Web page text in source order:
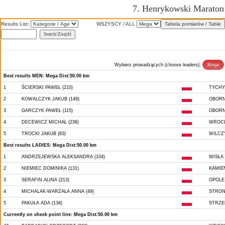
7. Henrykowski
Results List: WSZYSCY / ALL
Wybierz prowadzących (choose leaders):
Best results MEN: Mega Dist:50.00 km
1 ŚCIERSKI PAWEŁ (210) TYCHY
2 KOWALCZYK JAKUB (149)
3 GARCZYK PAWEŁ (115)
4 DECEWICZ MICHAŁ (236)
5 TROCKI JAKUB (83)
Best results LADIES: Mega Dist:50.00 km
1 ANDRZEJEWSKA ALEKSANDRA (104) WISŁA
2 NIEMIEC DOMINIKA (131)
3 SERAFIN ALINA (213) OPOLE
4 MICHALAK-WARŻAŁA ANNA (49)
5 PAKUŁA ADA (134)
Currently on check point line: Mega Dist:50.00 km